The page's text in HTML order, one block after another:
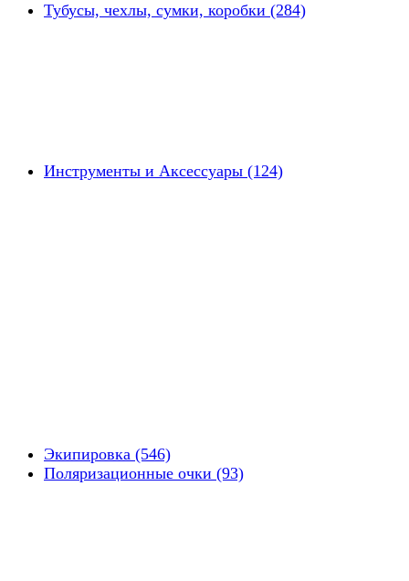
Тубусы, чехлы, сумки, коробки (284)
Инструменты и Аксессуары (124)
Экипировка (546)
Поляризационные очки (93)